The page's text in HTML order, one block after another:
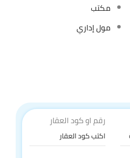
مكتب
مول إداري
رقم او كود العقار